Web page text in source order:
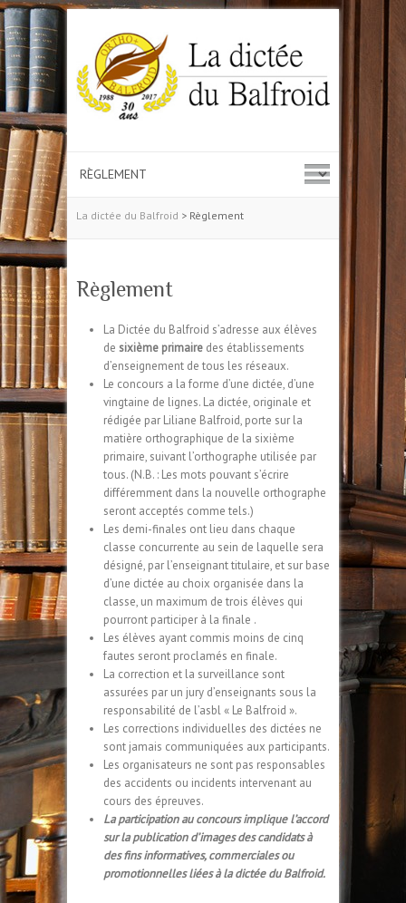
La dictée du Balfroid > Règlement
Règlement
La Dictée du Balfroid s’adresse aux élèves
de sixième primaire des établissements
d’enseignement de tous les réseaux.
Le concours a la forme d’une dictée, d’une
vingtaine de lignes. La dictée, originale et
rédigée par Liliane Balfroid, porte sur la
matière orthographique de la sixième
primaire, suivant l’orthographe utilisée par
tous. (N.B. : Les mots pouvant s’écrire
différemment dans la nouvelle orthographe
seront acceptés comme tels.)
Les demi-finales ont lieu dans chaque
classe concurrente au sein de laquelle sera
désigné, par l’enseignant titulaire, et sur base
d’une dictée au choix organisée dans la
classe, un maximum de trois élèves qui
pourront participer à la finale .
Les élèves ayant commis moins de cinq
fautes seront proclamés en finale.
La correction et la surveillance sont
assurées par un jury d’enseignants sous la
responsabilité de l’asbl « Le Balfroid ».
Les corrections individuelles des dictées ne
sont jamais communiquées aux participants.
Les organisateurs ne sont pas responsables
des accidents ou incidents intervenant au
cours des épreuves.
La participation au concours implique l’accord
sur la publication d’images des candidats à
des fins informatives, commerciales ou
promotionnelles liées à la dictée du Balfroid.